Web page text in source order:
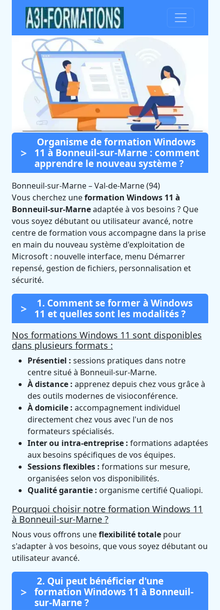
Formation Windows 11 à
Bonneuil-sur-Marne (Val-de-
Marne)
Certifié Qualiopi et éligible CPF
Organisme de formation Windows
11 à Bonneuil-sur-Marne : comment
apprendre le nouveau système ?
Bonneuil-sur-Marne–Val-de-Marne (94)
Vous cherchez uneformation Windows 11 à
Bonneuil-sur-Marneadaptée à vos besoins ? Que
vous soyez débutant ou utilisateur avancé, notre
centre de formation vous accompagne dans la prise
en main du nouveau système d'exploitation de
Microsoft : nouvelle interface, menu Démarrer
repensé, gestion de fichiers, personnalisation et
sécurité.
1. Comment se former à Windows
11 et quelles sont les modalités ?
Nos formations Windows 11 sont disponibles
dans plusieurs formats :
Présentiel : sessions pratiques dans notre
centre situé à Bonneuil-sur-Marne.
À distance : apprenez depuis chez vous grâce à
des outils modernes de visioconférence.
À domicile : accompagnement individuel
directement chez vous avec l'un de nos
formateurs spécialisés.
Inter ou intra-entreprise : formations adaptées
aux besoins spécifiques de vos équipes.
Sessions flexibles : formations sur mesure,
organisées selon vos disponibilités.
Qualité garantie : organisme certifié Qualiopi.
Pourquoi choisir notre formation Windows 11
à Bonneuil-sur-Marne ?
Nous vous offrons uneflexibilité totale pour
s'adapter à vos besoins, que vous soyez débutant ou
utilisateur avancé.
2. Qui peut bénéficier d'une
formation Windows 11 à Bonneuil-
sur-Marne ?